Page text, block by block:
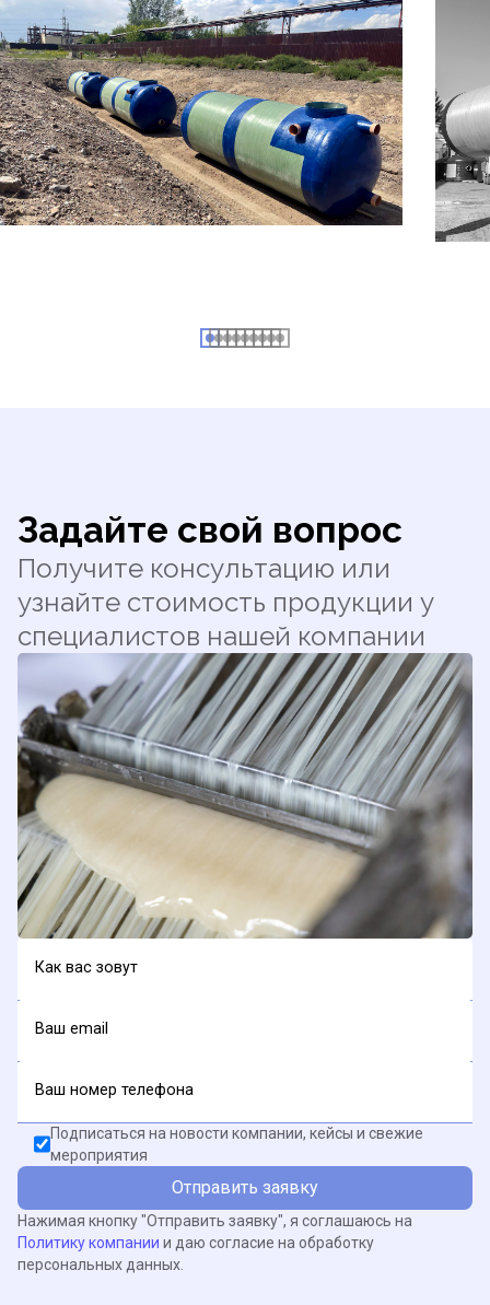
Задайте свой вопрос
Получите консультацию или
узнайте стоимость продукции у
специалистов нашей компании
Как вас зовут
Ваш email
Ваш номер телефона
Подписаться на новости компании, кейсы и свежие
мероприятия
Отправить заявку
Нажимая кнопку "Отправить заявку", я соглашаюсь на
Политику компании и даю согласие на обработку
персональных данных.